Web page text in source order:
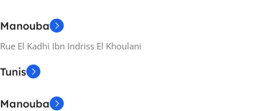
Manouba
Rue El Kadhi Ibn Indriss El Khoulani
Tunis
Manouba